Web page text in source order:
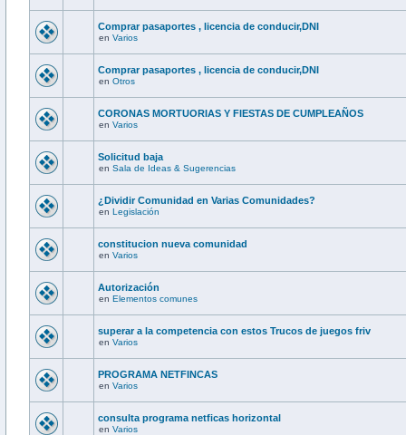
Comprar pasaportes , licencia de conducir,DNI
en Varios
Comprar pasaportes , licencia de conducir,DNI
en Otros
CORONAS MORTUORIAS Y FIESTAS DE CUMPLEAÑOS
en Varios
Solicitud baja
en Sala de Ideas & Sugerencias
¿Dividir Comunidad en Varias Comunidades?
en Legislación
constitucion nueva comunidad
en Varios
Autorización
en Elementos comunes
superar a la competencia con estos Trucos de juegos friv
en Varios
PROGRAMA NETFINCAS
en Varios
consulta programa netficas horizontal
en Varios